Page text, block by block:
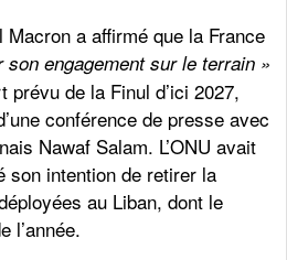
a affirmé que la France
son engagement sur le terrain »
prévu de la Finul d’ici 2027,
conférence de presse avec
Nawaf Salam. L’ONU avait
son intention de retirer la
au Liban, dont le
l’année.